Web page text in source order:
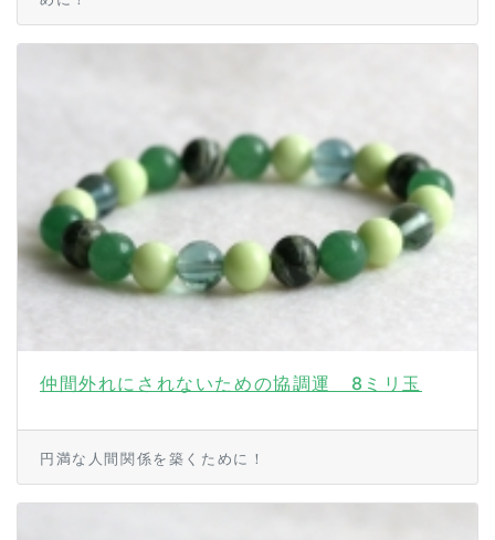
仲間外れにされないための協調運 8ミリ玉
円満な人間関係を築くために！